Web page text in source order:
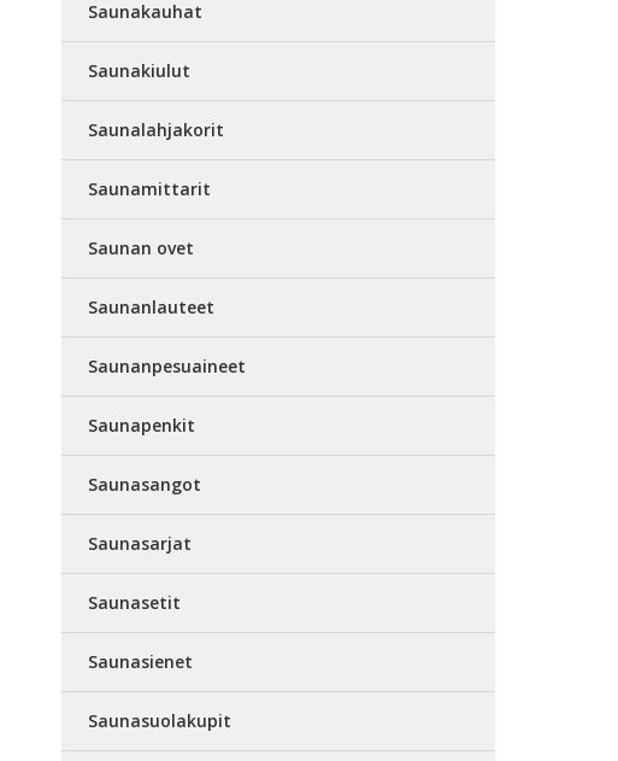
Saunakauhat
Saunakiulut
Saunalahjakorit
Saunamittarit
Saunan ovet
Saunanlauteet
Saunanpesuaineet
Saunapenkit
Saunasangot
Saunasarjat
Saunasetit
Saunasienet
Saunasuolakupit